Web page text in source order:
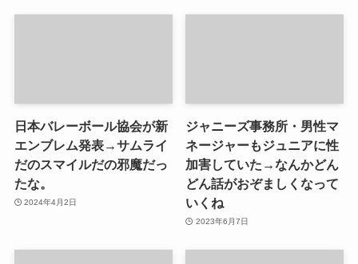
日本バレーボール協会が新
エンブレム発表→サムライ
だのスマイルだの邪魔だっ
たな。
2024年4月2日
ジャニーズ事務所・男性マ
ネージャーもジュニアに性
加害していた→なんかどん
どん話がおぞましくなって
いくね
2023年6月7日